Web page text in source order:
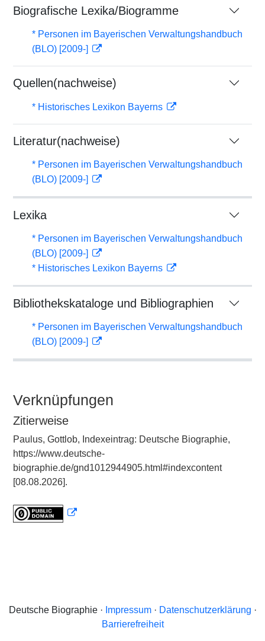
Biografische Lexika/Biogramme
* Personen im Bayerischen Verwaltungshandbuch
(BLO) [2009-]
Quellen(nachweise)
* Historisches Lexikon Bayerns
Literatur(nachweise)
* Personen im Bayerischen Verwaltungshandbuch
(BLO) [2009-]
Lexika
* Personen im Bayerischen Verwaltungshandbuch
(BLO) [2009-]
* Historisches Lexikon Bayerns
Bibliothekskataloge und Bibliographien
* Personen im Bayerischen Verwaltungshandbuch
(BLO) [2009-]
Verknüpfungen
Zitierweise
Paulus, Gottlob, Indexeintrag: Deutsche Biographie,
https://www.deutsche-
biographie.de/gnd1012944905.html#indexcontent
[08.08.2026].
Deutsche Biographie · Impressum· Datenschutzerklärung ·
Barrierefreiheit